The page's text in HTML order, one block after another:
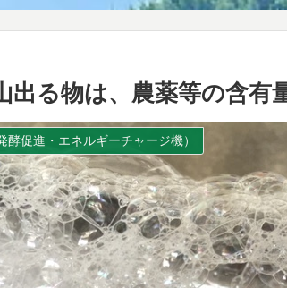
出る物は、農薬等の含有
酵促進・エネルギーチャージ機）